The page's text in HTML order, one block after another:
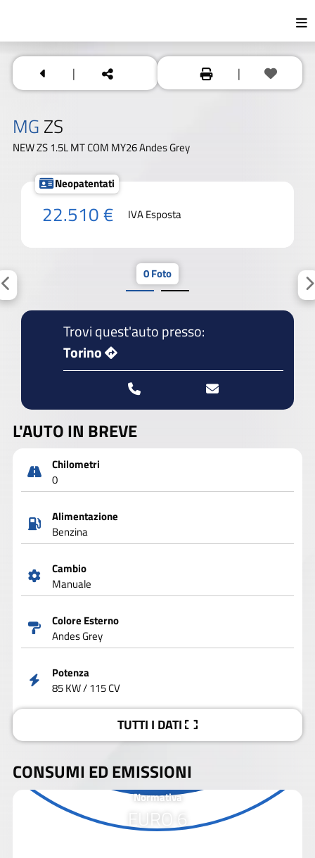
| |
MG ZS
NEW ZS 1.5L MT COM MY26 Andes Grey
Neopatentati
22.510 € IVA Esposta
0 Foto
Trovi quest'auto presso:
Torino
L'AUTO IN BREVE
Chilometri
0
Alimentazione
Benzina
Cambio
Manuale
Colore Esterno
Andes Grey
Potenza
85 KW / 115 CV
TUTTI I DATI
CONSUMI ED EMISSIONI
Normativa
EURO 6